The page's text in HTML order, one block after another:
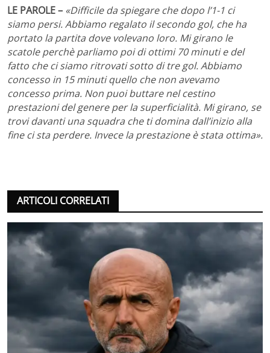
LE PAROLE – «Difficile da spiegare che dopo l’1-1 ci
siamo persi. Abbiamo regalato il secondo gol, che ha
portato la partita dove volevano loro. Mi girano le
scatole perchè parliamo poi di ottimi 70 minuti e del
fatto che ci siamo ritrovati sotto di tre gol. Abbiamo
concesso in 15 minuti quello che non avevamo
concesso prima. Non puoi buttare nel cestino
prestazioni del genere per la superficialità. Mi girano, se
trovi davanti una squadra che ti domina dall’inizio alla
fine ci sta perdere. Invece la prestazione è stata ottima».
ARTICOLI CORRELATI